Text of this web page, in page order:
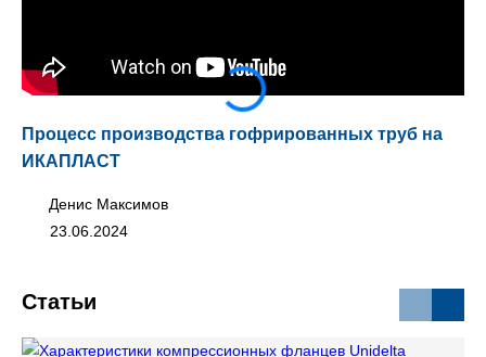
Процесс производства гофрированных труб на
ИКАПЛАСТ
Денис Максимов
23.06.2024
Статьи